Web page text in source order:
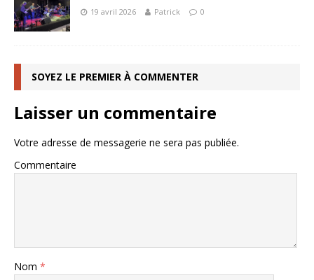
19 avril 2026 Patrick 0
SOYEZ LE PREMIER À COMMENTER
Laisser un commentaire
Votre adresse de messagerie ne sera pas publiée.
Commentaire
Nom *